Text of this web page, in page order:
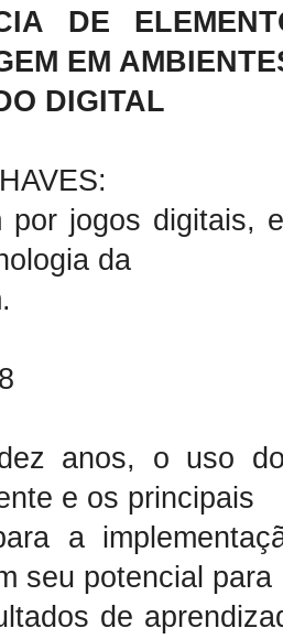
DE
EM
DIGITAL
por jogos digitais,
da
anos, o uso
e os principais
a
seu potencial para
de